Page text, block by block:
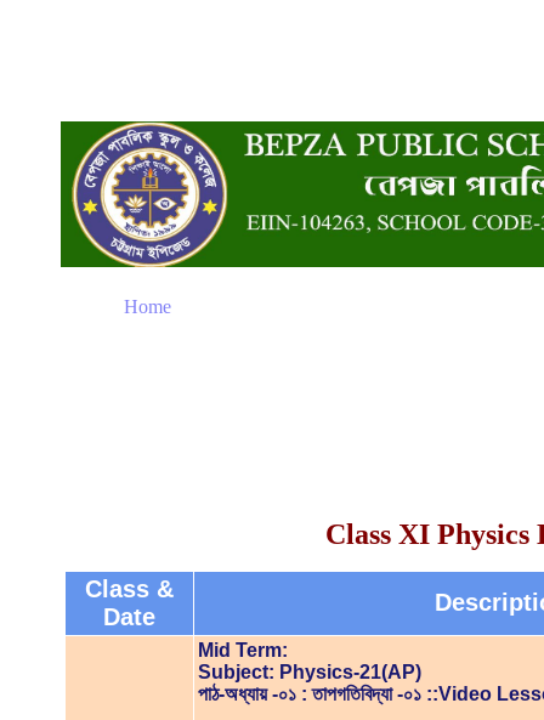
Home
Class XI Physics
Class &
Date
Mid Term:
Subject: Physics-21(AP)
পাঠ-অধ্যায় -০১ : তাপগতিবিদ্যা -০১ ::Video